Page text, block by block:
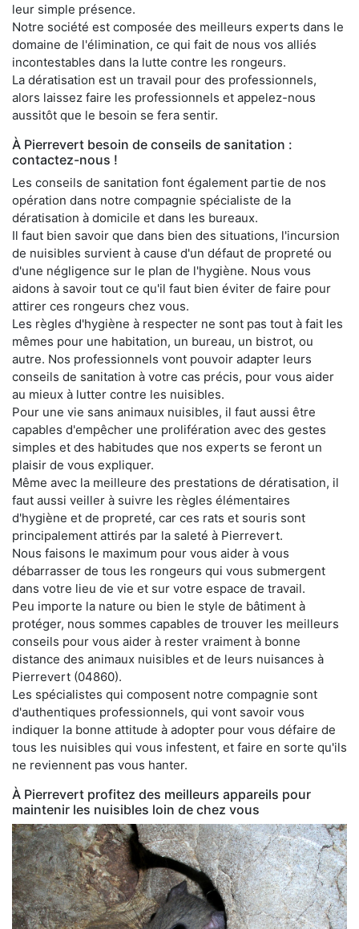
leur simple présence.
Notre société est composée des meilleurs experts dans le
domaine de l'élimination, ce qui fait de nous vos alliés
incontestables dans la lutte contre les rongeurs.
La dératisation est un travail pour des professionnels,
alors laissez faire les professionnels et appelez-nous
aussitôt que le besoin se fera sentir.
À Pierrevert besoin de conseils de sanitation :
contactez-nous !
Les conseils de sanitation font également partie de nos
opération dans notre compagnie spécialiste de la
dératisation à domicile et dans les bureaux.
Il faut bien savoir que dans bien des situations, l'incursion
de nuisibles survient à cause d'un défaut de propreté ou
d'une négligence sur le plan de l'hygiène. Nous vous
aidons à savoir tout ce qu'il faut bien éviter de faire pour
attirer ces rongeurs chez vous.
Les règles d'hygiène à respecter ne sont pas tout à fait les
mêmes pour une habitation, un bureau, un bistrot, ou
autre. Nos professionnels vont pouvoir adapter leurs
conseils de sanitation à votre cas précis, pour vous aider
au mieux à lutter contre les nuisibles.
Pour une vie sans animaux nuisibles, il faut aussi être
capables d'empêcher une prolifération avec des gestes
simples et des habitudes que nos experts se feront un
plaisir de vous expliquer.
Même avec la meilleure des prestations de dératisation, il
faut aussi veiller à suivre les règles élémentaires
d'hygiène et de propreté, car ces rats et souris sont
principalement attirés par la saleté à Pierrevert.
Nous faisons le maximum pour vous aider à vous
débarrasser de tous les rongeurs qui vous submergent
dans votre lieu de vie et sur votre espace de travail.
Peu importe la nature ou bien le style de bâtiment à
protéger, nous sommes capables de trouver les meilleurs
conseils pour vous aider à rester vraiment à bonne
distance des animaux nuisibles et de leurs nuisances à
Pierrevert (04860).
Les spécialistes qui composent notre compagnie sont
d'authentiques professionnels, qui vont savoir vous
indiquer la bonne attitude à adopter pour vous défaire de
tous les nuisibles qui vous infestent, et faire en sorte qu'ils
ne reviennent pas vous hanter.
À Pierrevert profitez des meilleurs appareils pour
maintenir les nuisibles loin de chez vous